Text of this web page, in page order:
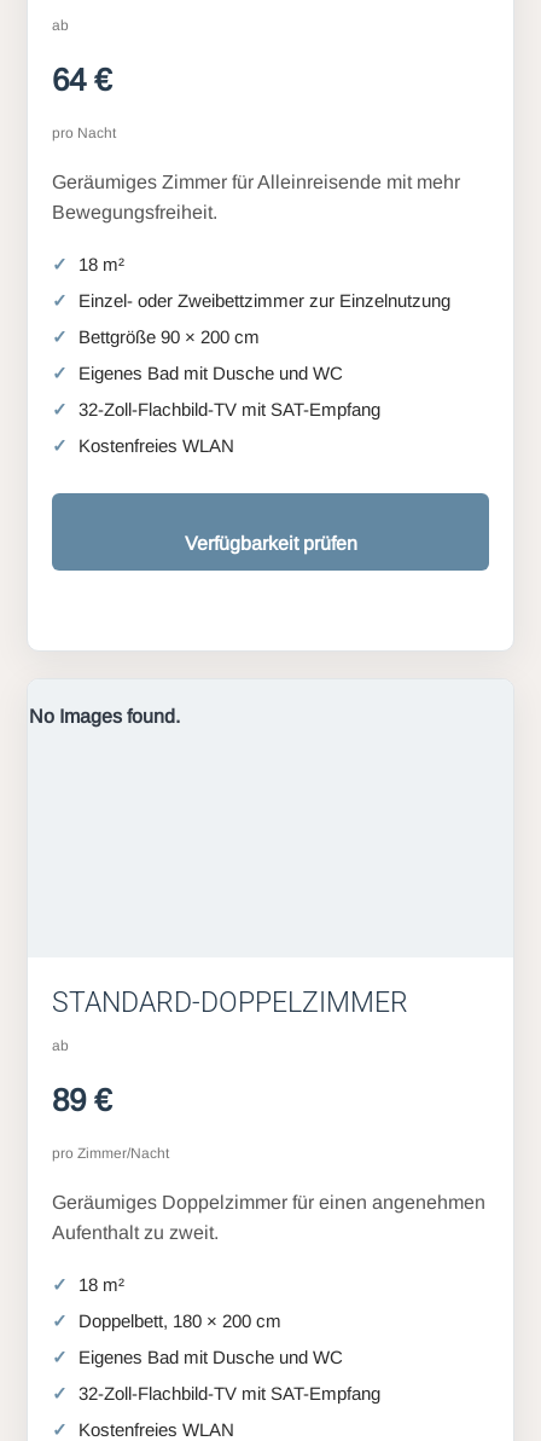
ab
64 €
pro Nacht
Geräumiges Zimmer für Alleinreisende mit mehr
Bewegungsfreiheit.
18 m²
Einzel- oder Zweibettzimmer zur Einzelnutzung
Bettgröße 90 × 200 cm
Eigenes Bad mit Dusche und WC
32-Zoll-Flachbild-TV mit SAT-Empfang
Kostenfreies WLAN
Verfügbarkeit prüfen
No Images found.
STANDARD-DOPPELZIMMER
ab
89 €
pro Zimmer/Nacht
Geräumiges Doppelzimmer für einen angenehmen
Aufenthalt zu zweit.
18 m²
Doppelbett, 180 × 200 cm
Eigenes Bad mit Dusche und WC
32-Zoll-Flachbild-TV mit SAT-Empfang
Kostenfreies WLAN